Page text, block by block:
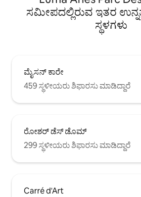
ಸಮೀಪದಲ್ಲಿರುವ ಇತರ
ಸ್ಥಳಗಳು
ಮೈಸನ್ ಕಾರೇ
459 ಸ್ಥಳೀಯರು ಶಿಫಾರಸು ಮಾಡಿದ್ದಾರೆ
ರೋಶರ್ ಡೆಸ್ ಡೊಮ್
299 ಸ್ಥಳೀಯರು ಶಿಫಾರಸು ಮಾಡಿದ್ದಾರೆ
Carré d'Art